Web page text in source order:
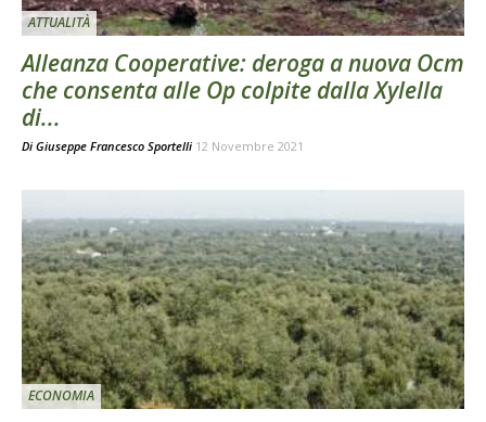
ATTUALITÀ
Alleanza Cooperative: deroga a nuova Ocm
che consenta alle Op colpite dalla Xylella
di...
Di Giuseppe Francesco Sportelli 12 Novembre 2021
ECONOMIA